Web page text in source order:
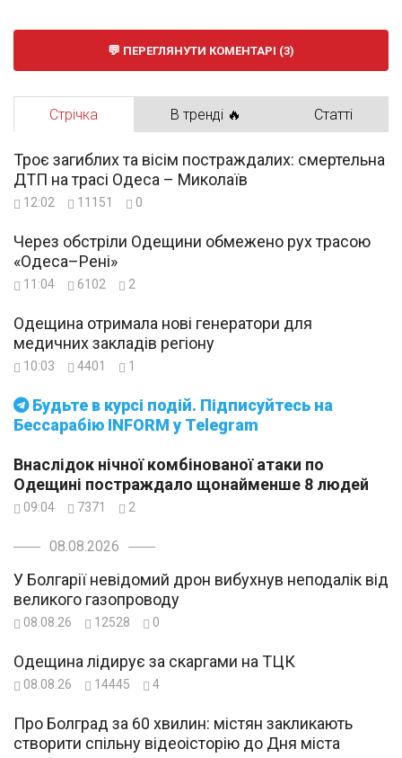
ПЕРЕГЛЯНУТИ КОМЕНТАРІ (3)
Стрічка В тренді 🔥 Статті
Будьте в курсі подій. Підписуйтесь на
Бессарабію INFORM у Telegram
Троє загиблих та вісім постраждалих: смертельна
ДТП на трасі Одеса – Миколаїв
12:02 11151 0
Через обстріли Одещини обмежено рух трасою
«Одеса–Рені»
11:04 6102 2
Одещина отримала нові генератори для
медичних закладів регіону
10:03 4401 1
Внаслідок нічної комбінованої атаки по
Одещині постраждало щонайменше 8 людей
09:04 7371 2
08.08.2026
У Болгарії невідомий дрон вибухнув неподалік від
великого газопроводу
08.08.26 12528 0
Одещина лідирує за скаргами на ТЦК
08.08.26 14445 4
Про Болград за 60 хвилин: містян закликають
створити спільну відеоісторію до Дня міста